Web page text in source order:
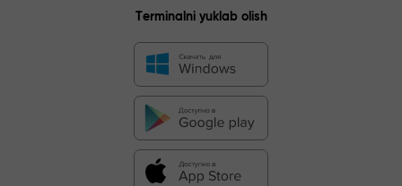
Terminalni yuklab olish